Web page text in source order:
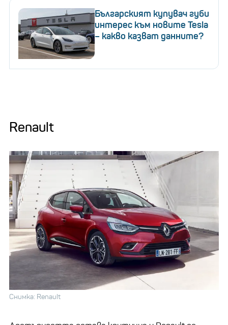
Българският купувач губи
интерес към новите Tesla
– какво казват данните?
Renault
Снимка: Renault